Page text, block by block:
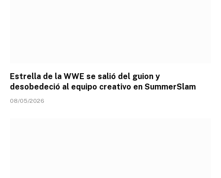
Estrella de la WWE se salió del guion y
desobedeció al equipo creativo en SummerSlam
08/05/2026